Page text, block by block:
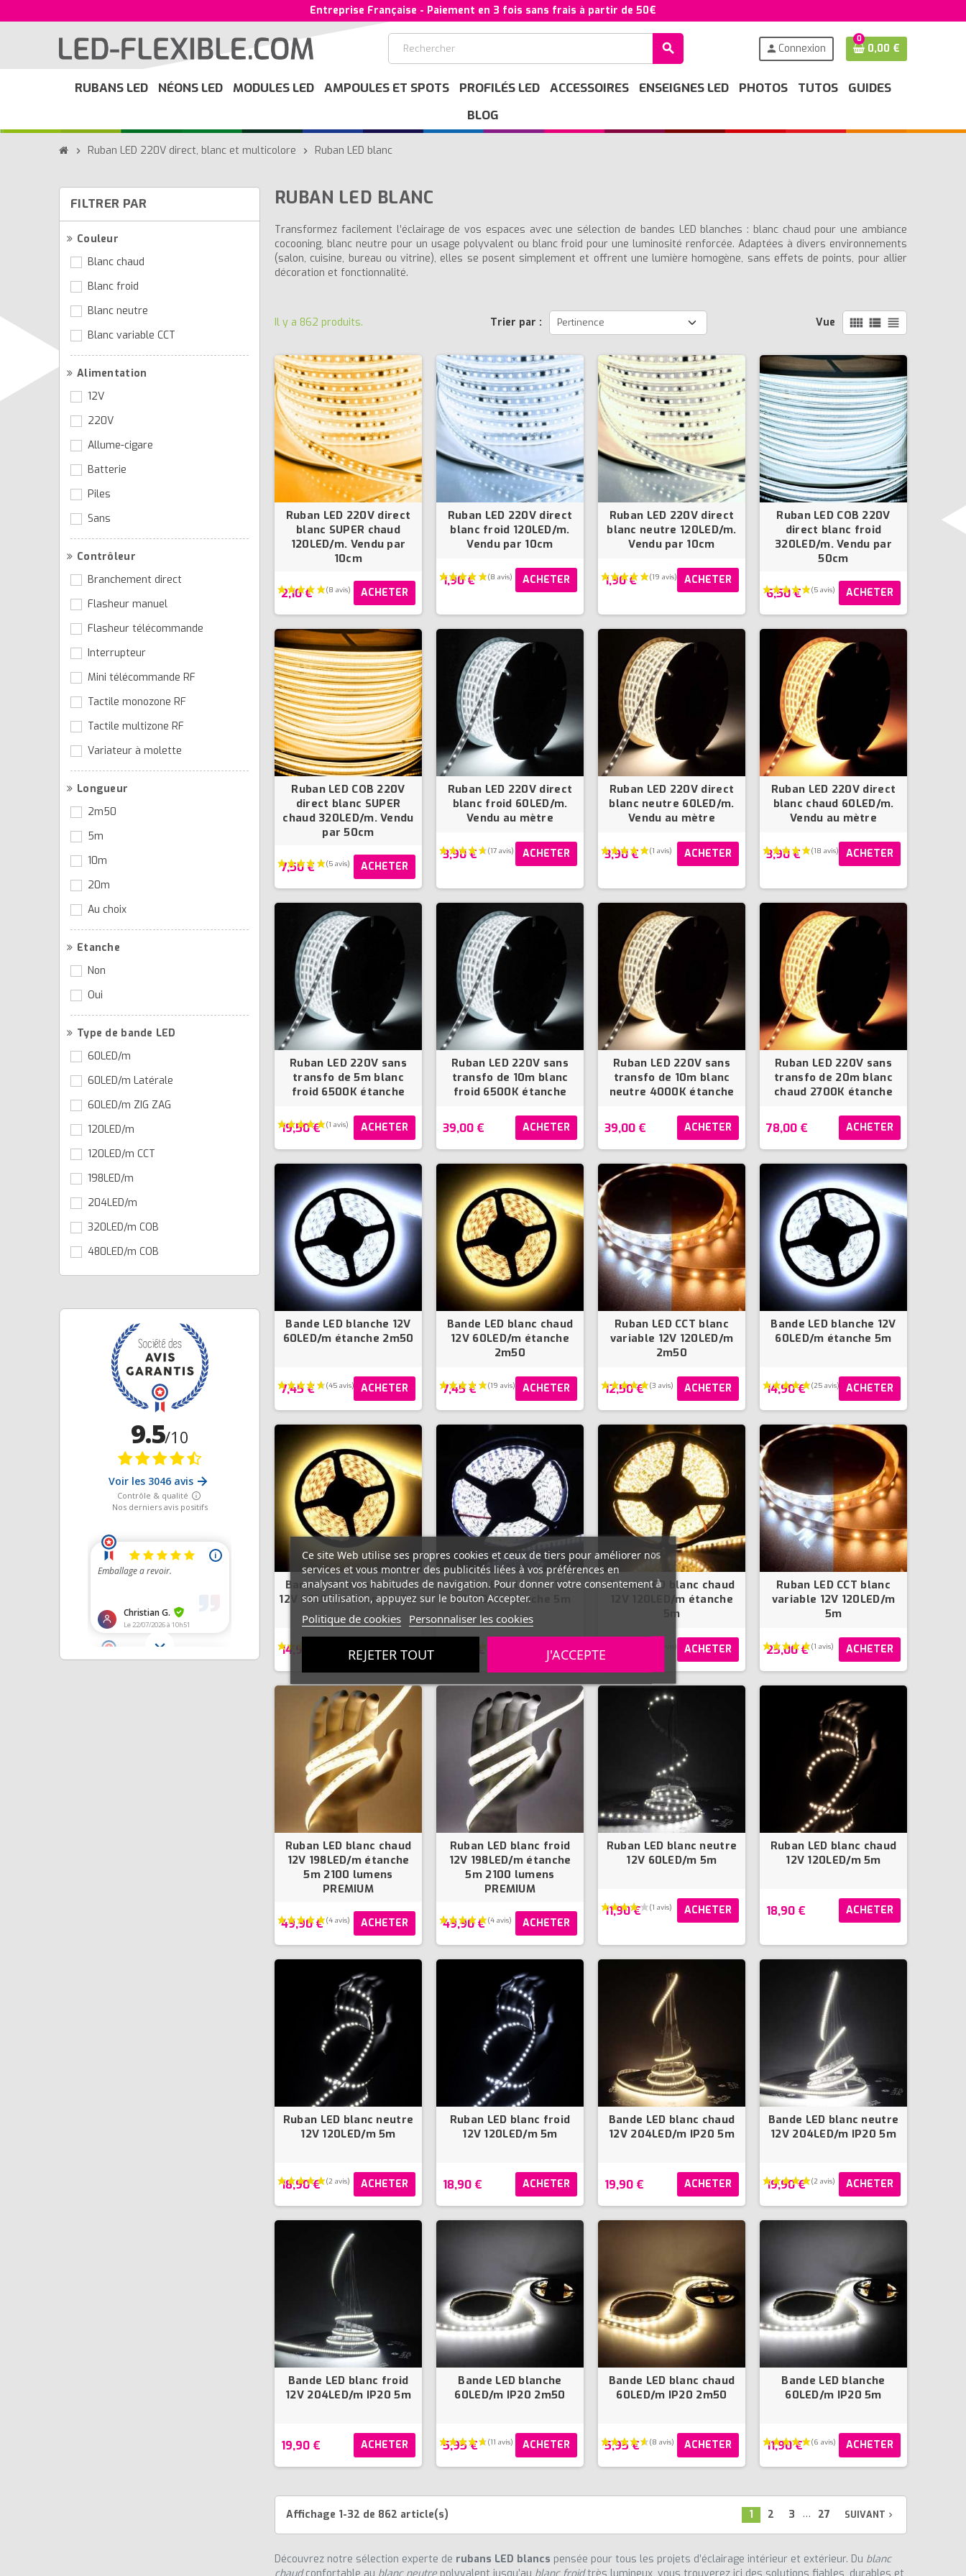
Entreprise Française - Paiement en 3 fois sans frais à partir de 50€
search person Connexion
0
0,00 €
RUBANS LED NÉONS LED MODULES LED AMPOULES ET SPOTS PROFILÉS LED ACCESSOIRES ENSEIGNES LED PHOTOS TUTOS
GUIDES
BLOG
chevron_right Ruban LED 220V direct, blanc et multicolore chevron_right Ruban LED blanc
FILTRER PAR
Couleur
Blanc chaud
Blanc froid
Blanc neutre
Blanc variable CCT
Alimentation
12V
220V
Allume-cigare
Batterie
Piles
Sans
Contrôleur
Branchement direct
Flasheur manuel
Flasheur télécommande
Interrupteur
Mini télécommande RF
Tactile monozone RF
Tactile multizone RF
Variateur à molette
Longueur
2m50
5m
10m
20m
Au choix
Etanche
Non
Oui
Type de bande LED
60LED/m
60LED/m Latérale
60LED/m ZIG ZAG
120LED/m
120LED/m CCT
198LED/m
204LED/m
320LED/m COB
480LED/m COB
RUBAN LED BLANC
Transformez facilement l’éclairage de vos espaces avec une sélection de bandes LED blanches : blanc chaud pour une ambiance
cocooning, blanc neutre pour un usage polyvalent ou blanc froid pour une luminosité renforcée. Adaptées à divers environnements
(salon, cuisine, bureau ou vitrine), elles se posent simplement et offrent une lumière homogène, sans effets de points, pour allier
décoration et fonctionnalité.
Trier par : Pertinence Vue view_comfy view_list view_headline
Il y a 862 produits.
Ruban LED 220V direct
blanc SUPER chaud
120LED/m. Vendu par
10cm
(8 avis)
2,10 € ACHETER
Ruban LED 220V direct
blanc froid 120LED/m.
Vendu par 10cm
(8 avis)
1,90 € ACHETER
Ruban LED 220V direct
blanc neutre 120LED/m.
Vendu par 10cm
1,90 € ACHETER
Ruban LED COB 220V
direct blanc froid
320LED/m. Vendu par
50cm
6,50 € ACHETER
Ruban LED COB 220V
direct blanc SUPER
chaud 320LED/m. Vendu
par 50cm
(5 avis)
7,50 € ACHETER
Ruban LED 220V direct
blanc froid 60LED/m.
Vendu au mètre
(17 avis)
3,90 € ACHETER
Ruban LED 220V direct
blanc neutre 60LED/m.
Vendu au mètre
3,90 € ACHETER
Ruban LED 220V direct
blanc chaud 60LED/m.
Vendu au mètre
3,90 € ACHETER
Ruban LED 220V sans
transfo de 5m blanc
froid 6500K étanche
(1 avis)
19,50 € ACHETER
Ruban LED 220V sans
transfo de 10m blanc
froid 6500K étanche
39,00 € ACHETER
Ruban LED 220V sans
transfo de 10m blanc
neutre 4000K étanche
39,00 € ACHETER
Ruban LED 220V sans
transfo de 20m blanc
chaud 2700K étanche
78,00 € ACHETER
Bande LED blanche 12V
60LED/m étanche 2m50
(45 avis)
7,45 € ACHETER
Bande LED blanc chaud
12V 60LED/m étanche
2m50
7,45 € ACHETER
Ruban LED CCT blanc
variable 12V 120LED/m
2m50
12,50 € ACHETER
Bande LED blanche 12V
60LED/m étanche 5m
14,90 € ACHETER
Bande LED blanc chaud
12V 60LED/m étanche 5m
14,90 € ACHETER
Bande LED blanche 12V
120LED/m étanche 5m
24,90 € ACHETER
Bande LED blanc chaud
12V 120LED/m étanche
5m
24,90 € ACHETER
Ruban LED CCT blanc
variable 12V 120LED/m
5m
25,00 € ACHETER
Ruban LED blanc chaud
12V 198LED/m étanche
5m 2100 lumens
PREMIUM
49,90 € ACHETER
Ruban LED blanc froid
12V 198LED/m étanche
5m 2100 lumens
PREMIUM
49,90 € ACHETER
Ruban LED blanc neutre
12V 60LED/m 5m
11,90 € ACHETER
Ruban LED blanc chaud
12V 120LED/m 5m
18,90 € ACHETER
Ruban LED blanc neutre
12V 120LED/m 5m
18,90 € ACHETER
Ruban LED blanc froid
12V 120LED/m 5m
18,90 € ACHETER
Bande LED blanc chaud
12V 204LED/m IP20 5m
19,90 € ACHETER
Bande LED blanc neutre
12V 204LED/m IP20 5m
19,90 € ACHETER
Bande LED blanc froid
12V 204LED/m IP20 5m
19,90 € ACHETER
Bande LED blanche
60LED/m IP20 2m50
5,95 € ACHETER
Bande LED blanc chaud
60LED/m IP20 2m50
5,95 € ACHETER
Bande LED blanche
60LED/m IP20 5m
11,90 € ACHETER
Affichage 1-32 de 862 article(s) 1 2 3 … 27 SUIVANT navigate_next
Découvrez notre sélection experte de rubans LED blancs pensée pour tous les projets d’éclairage intérieur et extérieur. Du blanc
Ce site Web utilise ses propres cookies et ceux de tiers pour améliorer nos
services et vous montrer des publicités liées à vos préférences en
analysant vos habitudes de navigation. Pour donner votre consentement à
son utilisation, appuyez sur le bouton Accepter.
Politique de cookies Personnaliser les cookies
REJETER TOUT J'ACCEPTE